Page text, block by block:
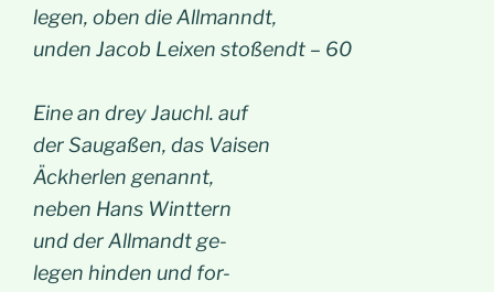
legen, oben die Allmanndt,
unden Jacob Leixen stoßendt – 60
Eine an drey Jauchl. auf
der Saugaßen, das Vaisen
Äckherlen genannt,
neben Hans Winttern
und der Allmandt ge-
legen hinden und for-